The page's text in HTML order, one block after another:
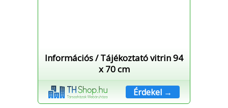
Információs / Tájékoztató vitrin 94
x 70 cm
Érdekel →